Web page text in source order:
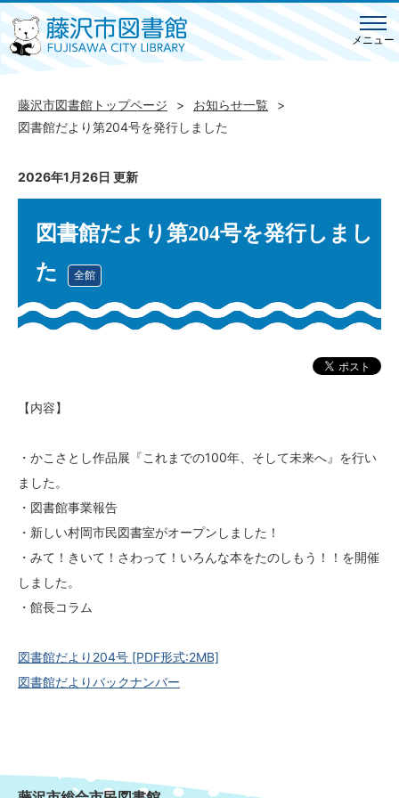
メニュー
藤沢市図書館トップページ
お知らせ一覧
図書館だより第204号を発行しました
2026年1月26日 更新
図書館だより第204号を発行しまし
た
全館
【内容】
・かこさとし作品展『これまでの100年、そして未来へ』を行い
ました。
・図書館事業報告
・新しい村岡市民図書室がオープンしました！
・みて！きいて！さわって！いろんな本をたのしもう！！を開催
しました。
・館長コラム
図書館だより204号 [PDF形式:2MB]
図書館だよりバックナンバー